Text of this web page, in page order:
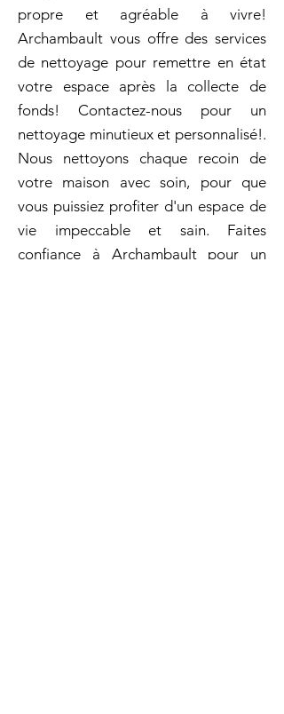
propre et agréable à vivre!
Archambault vous offre des services
de nettoyage pour remettre en état
votre espace après la collecte de
fonds! Contactez-nous pour un
nettoyage minutieux et personnalisé!.
Nous nettoyons chaque recoin de
votre maison avec soin, pour que
vous puissiez profiter d'un espace de
vie impeccable et sain. Faites
confiance à Archambault pour un